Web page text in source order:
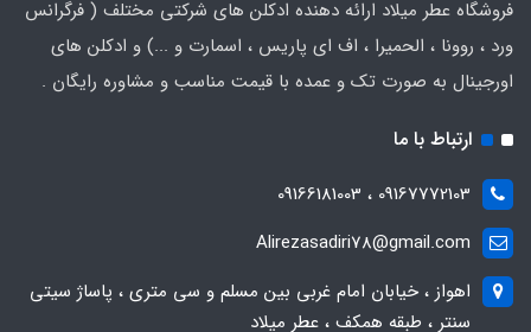
فروشگاه عطر میلاد ارائه دهنده ادکلن های شرکتی مختلف ( فرگرانس
ورد ، روونا ، الحمیرا ، اف ای پاریس ، اسمارت و ...) و ادکلن های
اورجینال به صورت تک و عمده با قیمت مناسب و مشاوره رایگان .
ارتباط با ما
09167772103 ، 09166181003
Alirezasadiri78@gmail.com
اهواز ، خیابان امام غربی بین مسلم و سی متری ، پاساژ سیتی
سنتر ، طبقه همکف ، عطر میلاد